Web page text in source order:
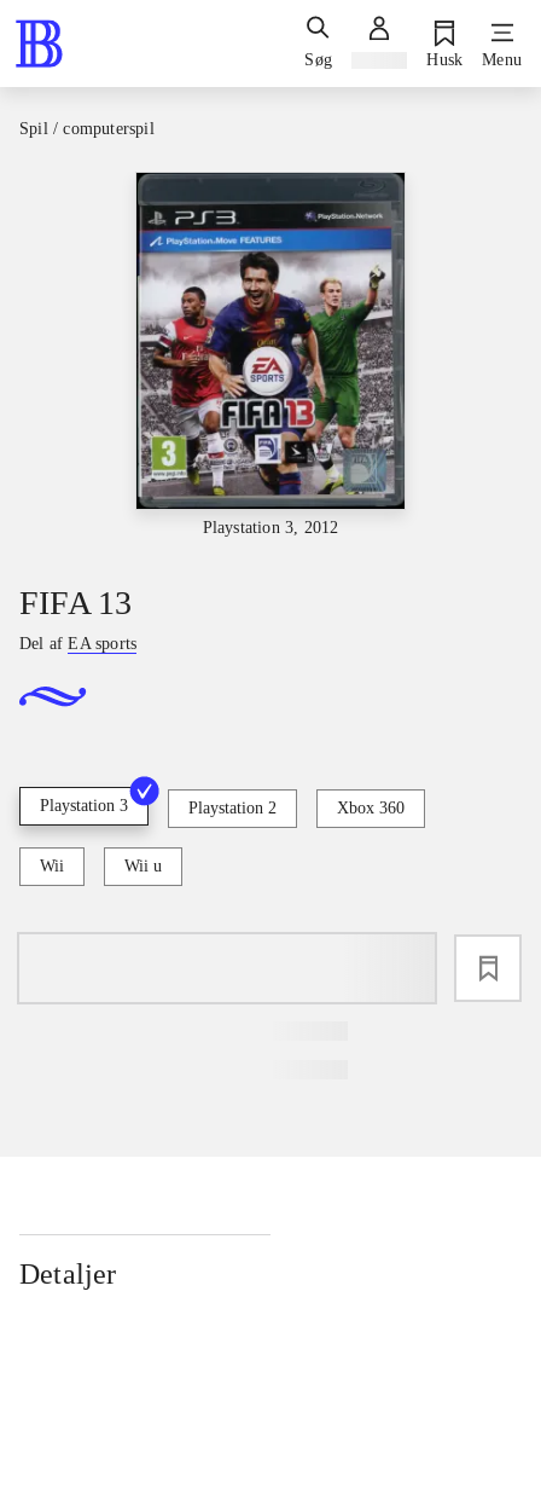
Søg Husk Menu
Spil / computerspil
Playstation 3, 2012
FIFA 13
Del afEA sports
Playstation 3 Playstation 2 Xbox 360
Wii Wii u
Detaljer